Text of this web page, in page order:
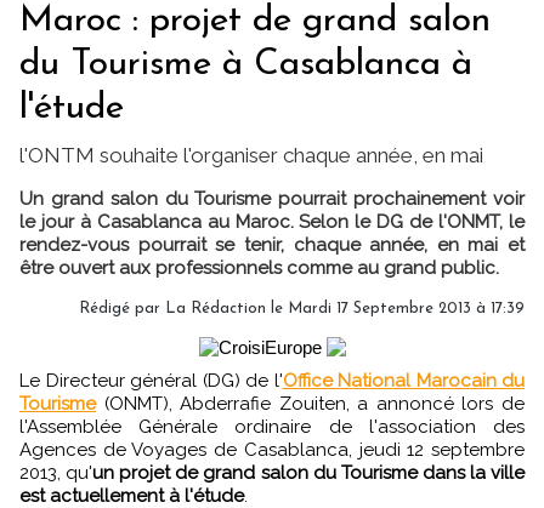
Maroc : projet de grand salon
du Tourisme à Casablanca à
l'étude
l'ONTM souhaite l'organiser chaque année, en mai
Un grand salon du Tourisme pourrait prochainement voir
le jour à Casablanca au Maroc. Selon le DG de l'ONMT, le
rendez-vous pourrait se tenir, chaque année, en mai et
être ouvert aux professionnels comme au grand public.
Rédigé par La Rédaction le Mardi 17 Septembre 2013 à 17:39
Le Directeur général (DG) de l'Office National Marocain du
Tourisme(ONMT), Abderrafie Zouiten, a annoncé lors de
l'Assemblée Générale ordinaire de l'association des
Agences de Voyages de Casablanca, jeudi 12 septembre
2013, qu'un projet de grand salon du Tourisme dans la ville
est actuellement à l'étude.